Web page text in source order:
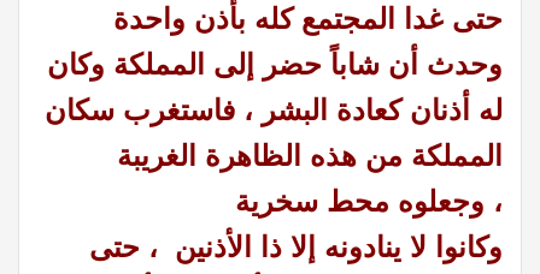
حتى غدا المجتمع كله بأذن واحدة
وحدث أن شاباً حضر إلى المملكة وكان
له أذنان كعادة البشر ، فاستغرب سكان
المملكة من هذه الظاهرة الغريبة
، وجعلوه محط سخرية
وكانوا لا ينادونه إلا ذا الأذنين ، حتى